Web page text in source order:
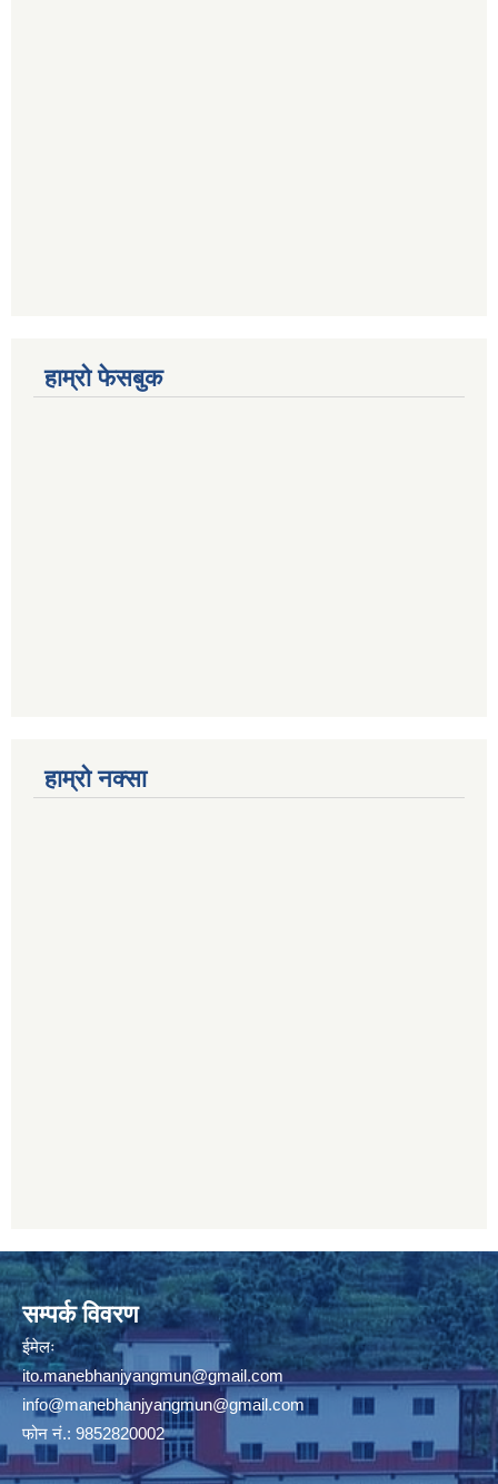
हाम्रो फेसबुक
हाम्रो नक्सा
सम्पर्क विवरण
ईमेलः
ito.manebhanjyangmun@gmail.com
info@manebhanjyangmun@gmail.com
फोन नं.: 9852820002